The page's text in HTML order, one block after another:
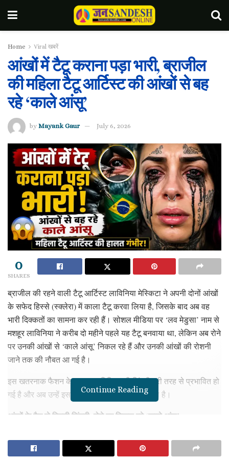
Home Viral खबरें
आंखों में टैटू कराना पड़ा भारी, ब्राजील
की महिला टैटू आर्टिस्ट की आंखों से बह
रहे ‘काले आंसू’
by Mayank Gaur July 6, 2026
0
SHARES
ब्राजील की रहने वाली टैटू आर्टिस्ट लाविनिया मेस्किटा ने अपनी दोनों आंखों
के सफेद हिस्से (स्क्लेरा) में काला टैटू करवा लिया है, जिसके बाद अब वह
भारी दिक्कतों का सामना कर रही हैं। सोशल मीडिया पर ‘लव मेडुसा’ नाम से
मशहूर लाविनिया ने करीब दो महीने पहले यह टैटू बनवाया था, लेकिन अब रोने
पर उनकी आंखों से ‘काले आंसू’ निकल रहे हैं और उनकी आंखों की रोशनी
जाने तक की नौबत आ गई है।
इस खतरनाक फैशन के कारण लाविनिया की जिंदगी पूरी तरह से प्रभावित हो
गई है और अब उन्हें इस फैसले पर गहरा पछतावा हो रहा है।
आंखों के टैटू से बिगड़ी जिंदगी, रोने पर निकल रहे ‘काले आंसू’
Also Read
Continue Reading